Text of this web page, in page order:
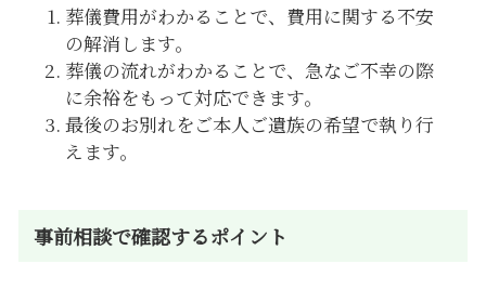
葬儀費用がわかることで、費用に関する不安
の解消します。
葬儀の流れがわかることで、急なご不幸の際
に余裕をもって対応できます。
最後のお別れをご本人ご遺族の希望で執り行
えます。
事前相談で確認するポイント